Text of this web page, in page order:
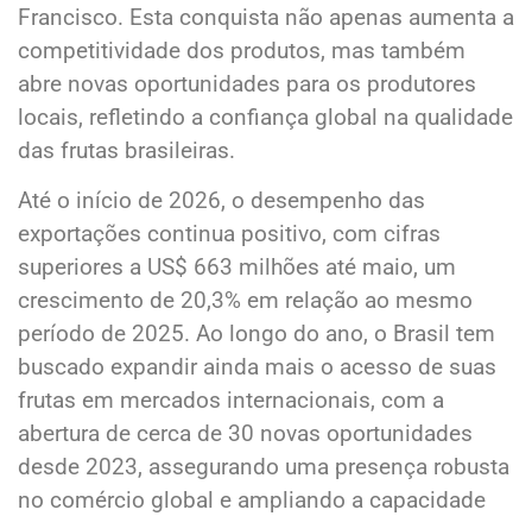
Francisco. Esta conquista não apenas aumenta a
competitividade dos produtos, mas também
abre novas oportunidades para os produtores
locais, refletindo a confiança global na qualidade
das frutas brasileiras.
Até o início de 2026, o desempenho das
exportações continua positivo, com cifras
superiores a US$ 663 milhões até maio, um
crescimento de 20,3% em relação ao mesmo
período de 2025. Ao longo do ano, o Brasil tem
buscado expandir ainda mais o acesso de suas
frutas em mercados internacionais, com a
abertura de cerca de 30 novas oportunidades
desde 2023, assegurando uma presença robusta
no comércio global e ampliando a capacidade